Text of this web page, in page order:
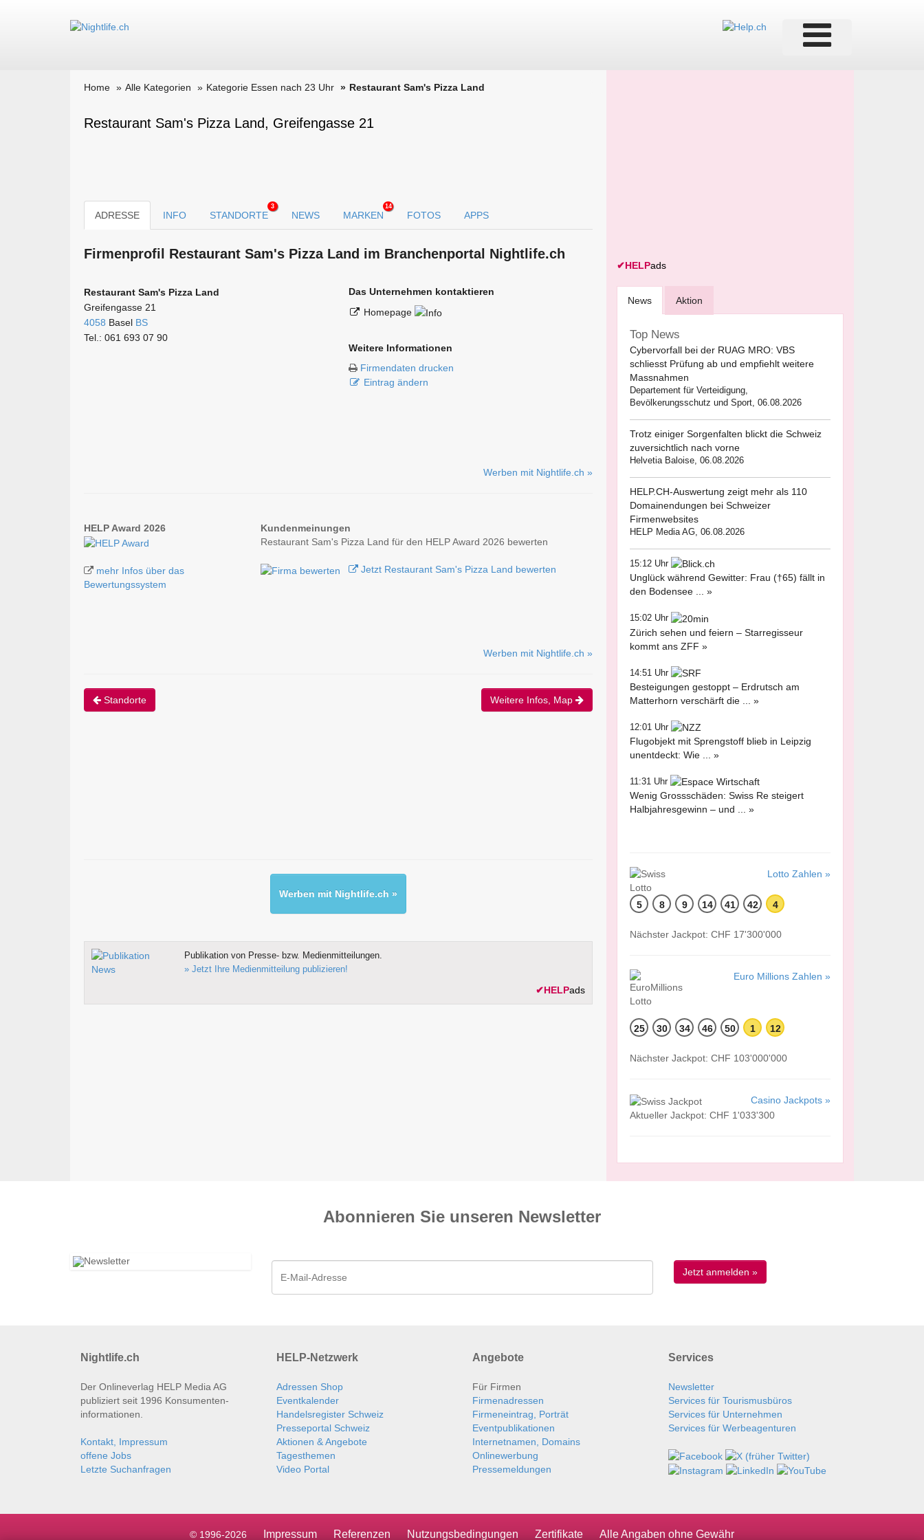
Home Alle Kategorien Kategorie Essen nach 23 Uhr Restaurant Sam's Pizza Land
Restaurant Sam's Pizza Land, Greifengasse 21
ADRESSE INFO STANDORTE
3
NEWS MARKEN
14
FOTOS APPS
Firmen­profil Restaurant Sam's Pizza Land im Branchen­portal Nightlife.ch
Restaurant Sam's Pizza Land
Greifengasse 21
4058 Basel BS
Tel.: 061 693 07 90
Das Unternehmen kontaktieren
Homepage
Weitere Informationen
Firmendaten drucken
Eintrag ändern
Werben mit Nightlife.ch »
HELP Award 2026
mehr Infos über das
Bewertungssystem
Kundenmeinungen
Restaurant Sam's Pizza Land für den HELP Award 2026 bewerten
Jetzt Restaurant Sam's Pizza Land bewerten
Werben mit Nightlife.ch »
Standorte Weitere Infos, Map
Werben mit Nightlife.ch »
Publikation von Presse- bzw. Medienmitteilungen.
» Jetzt Ihre Medienmitteilung publizieren!
✔HELPads
✔HELPads
News Aktion
Top News
Cybervorfall bei der RUAG MRO: VBS
schliesst Prüfung ab und empfiehlt weitere
Massnahmen
Departement für Verteidigung,
Bevölkerungsschutz und Sport, 06.08.2026
Trotz einiger Sorgenfalten blickt die Schweiz
zuversichtlich nach vorne
Helvetia Baloise, 06.08.2026
HELP.CH-Auswertung zeigt mehr als 110
Domainendungen bei Schweizer
Firmenwebsites
HELP Media AG, 06.08.2026
15:12 Uhr
Unglück während Gewitter: Frau (†65) fällt in
den Bodensee ... »
15:02 Uhr
Zürich sehen und feiern – Starregisseur
kommt ans ZFF »
14:51 Uhr
Besteigungen gestoppt – Erdrutsch am
Matterhorn verschärft die ... »
12:01 Uhr
Flugobjekt mit Sprengstoff blieb in Leipzig
unentdeckt: Wie ... »
11:31 Uhr
Wenig Grossschäden: Swiss Re steigert
Halbjahresgewinn – und ... »
Lotto Zahlen »
5 8 9 14 41 42 4
Nächster Jackpot: CHF 17'300'000
Euro Millions Zahlen »
25 30 34 46 50 1 12
Nächster Jackpot: CHF 103'000'000
Casino Jackpots »
Aktueller Jackpot: CHF 1'033'300
Abonnieren Sie unseren News­letter
Nightlife.ch
Der Onlineverlag HELP Media AG
publiziert seit 1996 Konsumenten­
informationen.
Kontakt, Impressum
offene Jobs
Letzte Suchanfragen
HELP-Netzwerk
Adressen Shop
Eventkalender
Handelsregister Schweiz
Presseportal Schweiz
Aktionen & Angebote
Tagesthemen
Video Portal
Angebote
Für Firmen
Firmenadressen
Firmeneintrag, Porträt
Eventpublikationen
Internetnamen, Domains
Onlinewerbung
Pressemeldungen
Services
Newsletter
Services für Tourismusbüros
Services für Unternehmen
Services für Werbeagenturen
© 1996-2026 Impressum Referenzen Nutzungsbedingungen Zertifikate Alle Angaben ohne Gewähr